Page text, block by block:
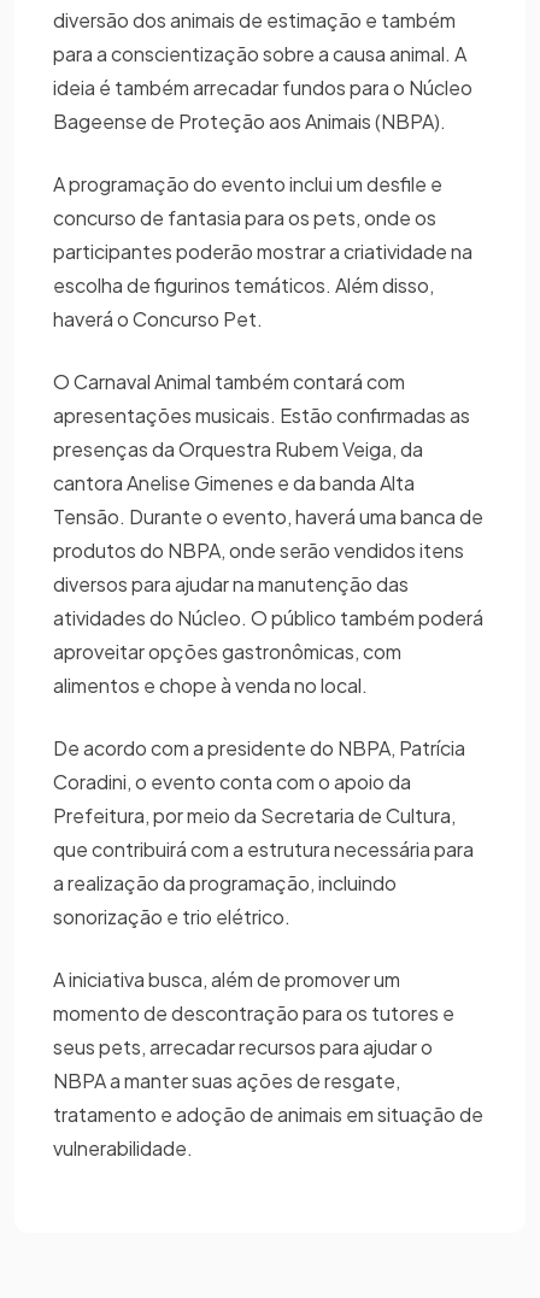
diversão dos animais de estimação e também
para a conscientização sobre a causa animal. A
ideia é também arrecadar fundos para o Núcleo
Bageense de Proteção aos Animais (NBPA).
A programação do evento inclui um desfile e
concurso de fantasia para os pets, onde os
participantes poderão mostrar a criatividade na
escolha de figurinos temáticos. Além disso,
haverá o Concurso Pet.
O Carnaval Animal também contará com
apresentações musicais. Estão confirmadas as
presenças da Orquestra Rubem Veiga, da
cantora Anelise Gimenes e da banda Alta
Tensão. Durante o evento, haverá uma banca de
produtos do NBPA, onde serão vendidos itens
diversos para ajudar na manutenção das
atividades do Núcleo. O público também poderá
aproveitar opções gastronômicas, com
alimentos e chope à venda no local.
De acordo com a presidente do NBPA, Patrícia
Coradini, o evento conta com o apoio da
Prefeitura, por meio da Secretaria de Cultura,
que contribuirá com a estrutura necessária para
a realização da programação, incluindo
sonorização e trio elétrico.
A iniciativa busca, além de promover um
momento de descontração para os tutores e
seus pets, arrecadar recursos para ajudar o
NBPA a manter suas ações de resgate,
tratamento e adoção de animais em situação de
vulnerabilidade.